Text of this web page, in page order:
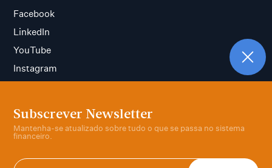
Subscrever Newsletter
Mantenha-se atualizado sobre tudo o que se passa no sistema
financeiro.
Facebook
LinkedIn
YouTube
Instagram
Termos e condições
Política de privacidade